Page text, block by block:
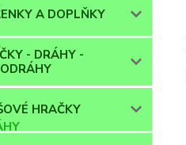
A DOPLŇKY
- DRÁHY -
HRAČKY